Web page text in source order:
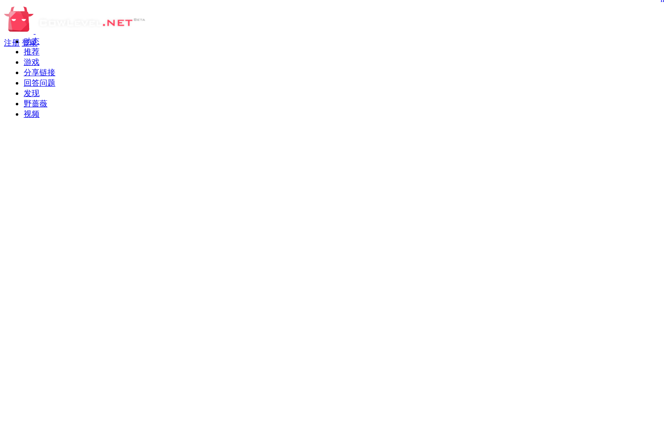
注册 登录
动态
推荐
游戏
分享链接
回答问题
发现
野蔷薇
视频